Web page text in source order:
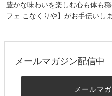
豊かな味わいを楽しむ心も体も
フェ こなくりや】がお手伝いしま
メールマガジン配信中
メールマ